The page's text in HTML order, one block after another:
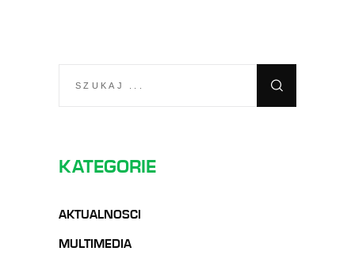
KATEGORIE
AKTUALNOSCI
MULTIMEDIA